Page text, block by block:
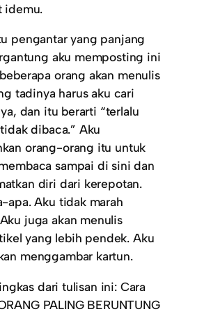
idemu.
pengantar yang panjang
aku memposting ini
orang akan menulis
tadinya harus aku cari
dan itu berarti “terlalu
dibaca.” Aku
orang-orang itu untuk
sampai di sini dan
diri dari kerepotan.
apa. Aku tidak marah
juga akan menulis
yang lebih pendek. Aku
menggambar kartun.
dari tulisan ini: Cara
PALING BERUNTUNG